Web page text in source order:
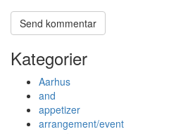
Kategorier
Aarhus
and
appetizer
arrangement/event